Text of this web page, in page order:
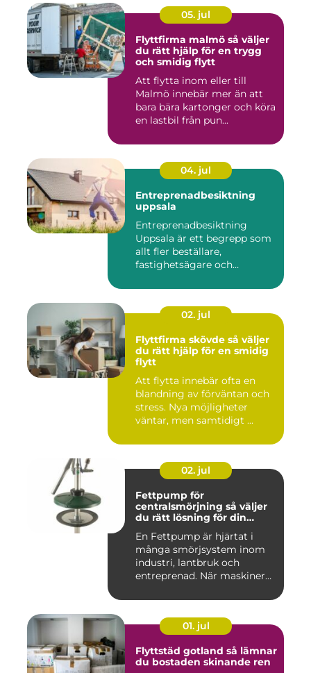
05. jul
Flyttfirma malmö så väljer
du rätt hjälp för en trygg
och smidig flytt
Att flytta inom eller till
Malmö innebär mer än att
bara bära kartonger och köra
en lastbil från pun...
04. jul
Entreprenadbesiktning
uppsala
Entreprenadbesiktning
Uppsala är ett begrepp som
allt fler beställare,
fastighetsägare och
02. jul
Flyttfirma skövde så väljer
du rätt hjälp för en smidig
flytt
Att flytta innebär ofta en
blandning av förväntan och
stress. Nya möjligheter
väntar, men samtidigt ...
02. jul
Fettpump för
centralsmörjning så väljer
du rätt lösning för din
En Fettpump är hjärtat i
många smörjsystem inom
industri, lantbruk och
entreprenad. När maskiner
01. jul
Flyttstäd gotland så lämnar
du bostaden skinande ren